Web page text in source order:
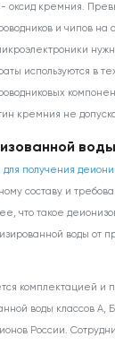
оксид кремния.
и чипов
используются в
кремния не
воды
для получения
составу и
что такое
воды от
комплектацией и
воды классов А,
России.